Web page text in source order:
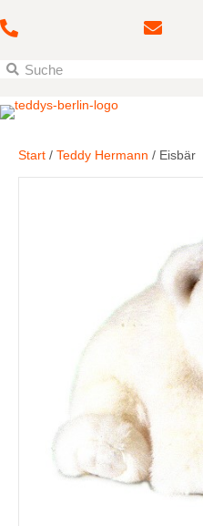
Start / Teddy Hermann / Eisbär